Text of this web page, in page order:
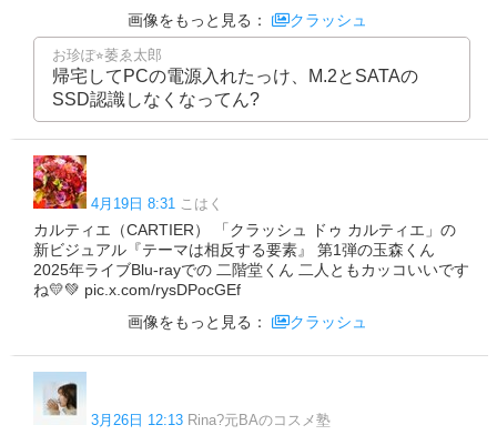
画像をもっと見る：
クラッシュ
お珍ぽ⭐︎萎ゑ太郎
帰宅してPCの電源入れたっけ、M.2とSATAの
SSD認識しなくなってん?
4月19日 8:31 こはく
カルティエ（CARTIER） 「クラッシュ ドゥ カルティエ」の
新ビジュアル『テーマは相反する要素』 第1弾の玉森くん
2025年ライブBlu-rayでの 二階堂くん 二人ともカッコいいです
ね💛💚 pic.x.com/rysDPocGEf
画像をもっと見る：
クラッシュ
3月26日 12:13 Rina?元BAのコスメ塾